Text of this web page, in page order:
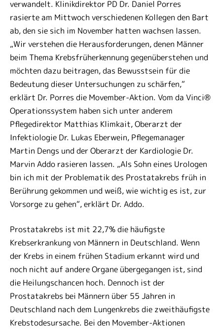
verwandelt. Klinikdirektor PD Dr. Daniel Porres
rasierte am Mittwoch verschiedenen Kollegen den Bart
ab, den sie sich im November hatten wachsen lassen.
„Wir verstehen die Herausforderungen, denen Männer
beim Thema Krebsfrüherkennung gegenüberstehen und
möchten dazu beitragen, das Bewusstsein für die
Bedeutung dieser Untersuchungen zu schärfen,“
erklärt Dr. Porres die Movember-Aktion. Vom da Vinci®
Operationssystem haben sich unter anderem
Pflegedirektor Matthias Klimkait, Oberarzt der
Infektiologie Dr. Lukas Eberwein, Pflegemanager
Martin Dengs und der Oberarzt der Kardiologie Dr.
Marvin Addo rasieren lassen. „Als Sohn eines Urologen
bin ich mit der Problematik des Prostatakrebs früh in
Berührung gekommen und weiß, wie wichtig es ist, zur
Vorsorge zu gehen“, erklärt Dr. Addo.
Prostatakrebs ist mit 22,7% die häufigste
Krebserkrankung von Männern in Deutschland. Wenn
der Krebs in einem frühen Stadium erkannt wird und
noch nicht auf andere Organe übergegangen ist, sind
die Heilungschancen hoch. Dennoch ist der
Prostatakrebs bei Männern über 55 Jahren in
Deutschland nach dem Lungenkrebs die zweithäufigste
Krebstodesursache. Bei den Movember-Aktionen